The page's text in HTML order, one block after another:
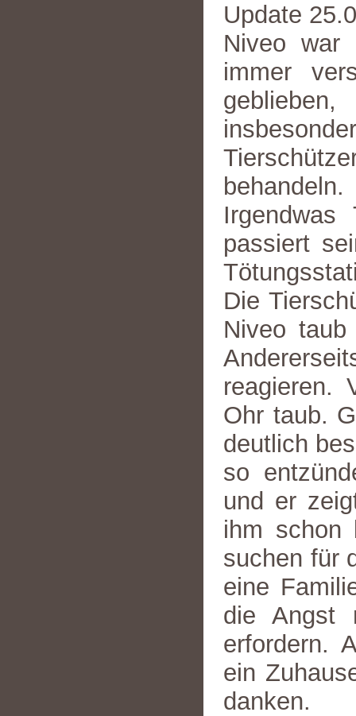
Update
Niveo
immer
Irgendwas
passiert
Die
Niveo
reagieren.
Ohr taub.
deutlich
so
und er
ihm schon
suchen für
eine
die Angst
erfordern.
ein
danken.